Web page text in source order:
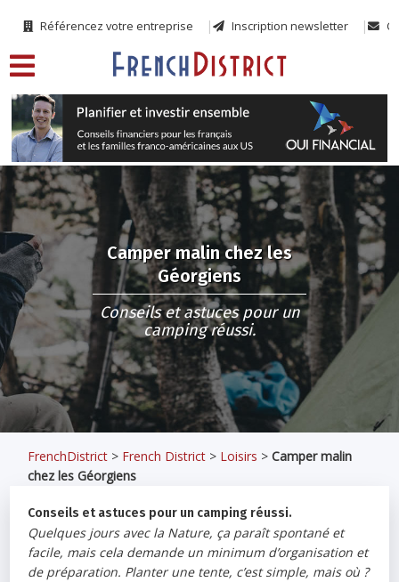
Référencez votre entreprise Inscription newsletter
Camper malin chez les
Géorgiens
Conseils et astuces pour un
camping réussi.
FrenchDistrict > French District > Loisirs >Camper malin
chez les Géorgiens
Conseils et astuces pour un camping réussi.
Quelques jours avec la Nature, ça paraît spontané et
facile, mais cela demande un minimum d’organisation et
de préparation. Planter une tente, c’est simple, mais où ?